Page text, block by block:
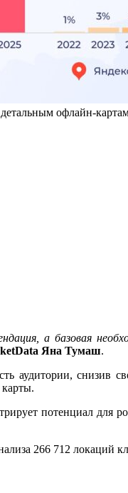
офлайн-
а базовая
Яна Тумаш.
аудитории, снизив
потенциал для
266 712 локаций